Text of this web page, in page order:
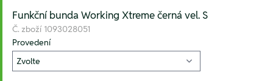
Funkční bunda Working Xtreme černá vel. S
Č. zboží 1093028051
Provedení